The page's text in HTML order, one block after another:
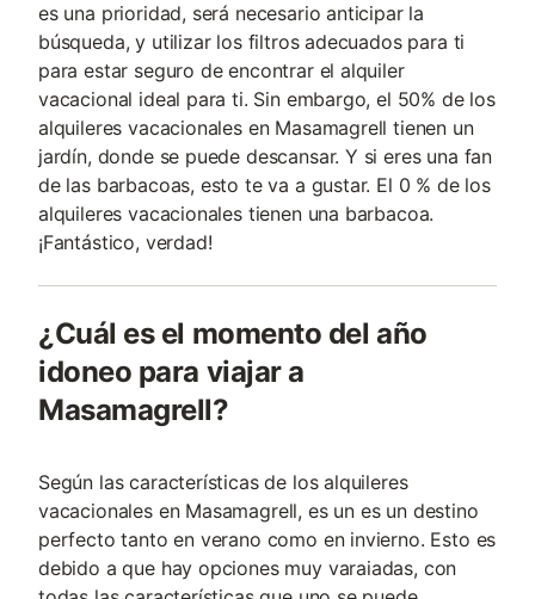
es una prioridad, será necesario anticipar la
búsqueda, y utilizar los filtros adecuados para ti
para estar seguro de encontrar el alquiler
vacacional ideal para ti. Sin embargo, el 50% de los
alquileres vacacionales en Masamagrell tienen un
jardín, donde se puede descansar. Y si eres una fan
de las barbacoas, esto te va a gustar. El 0 % de los
alquileres vacacionales tienen una barbacoa.
¡Fantástico, verdad!
¿Cuál es el momento del año
idoneo para viajar a
Masamagrell?
Según las características de los alquileres
vacacionales en Masamagrell, es un es un destino
perfecto tanto en verano como en invierno. Esto es
debido a que hay opciones muy varaiadas, con